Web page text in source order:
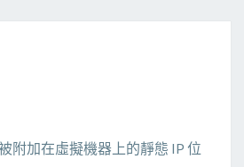
附加在虛擬機器上的靜態 IP 位